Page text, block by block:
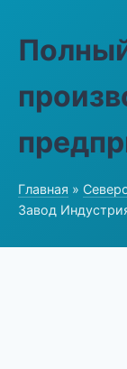
Главная »
Завод